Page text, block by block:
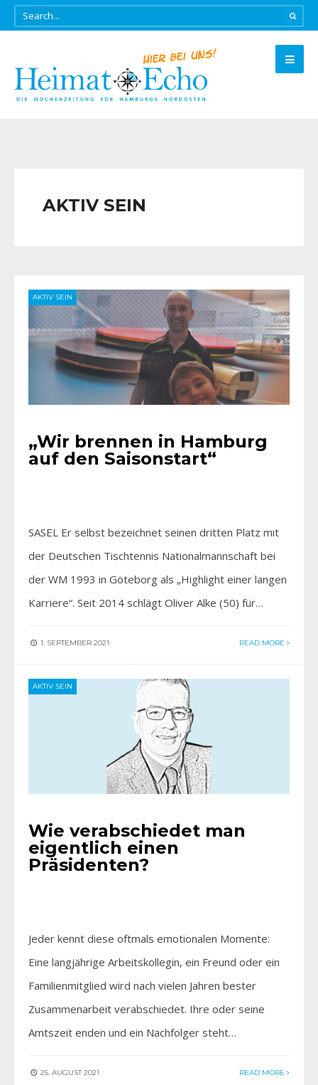
AKTIV SEIN
AKTIV SEIN
„Wir brennen in Hamburg
auf den Saisonstart“
SASEL Er selbst bezeichnet seinen dritten Platz mit
der Deutschen Tischtennis Nationalmannschaft bei
der WM 1993 in Göteborg als „Highlight einer langen
Karriere“. Seit 2014 schlägt Oliver Alke (50) für…
1. SEPTEMBER 2021 READ MORE
AKTIV SEIN
Wie verabschiedet man
eigentlich einen
Präsidenten?
Jeder kennt diese oftmals emotionalen Momente:
Eine langjährige Arbeitskollegin, ein Freund oder ein
Familienmitglied wird nach vielen Jahren bester
Zusammenarbeit verabschiedet. Ihre oder seine
Amtszeit enden und ein Nachfolger steht…
25. AUGUST 2021 READ MORE